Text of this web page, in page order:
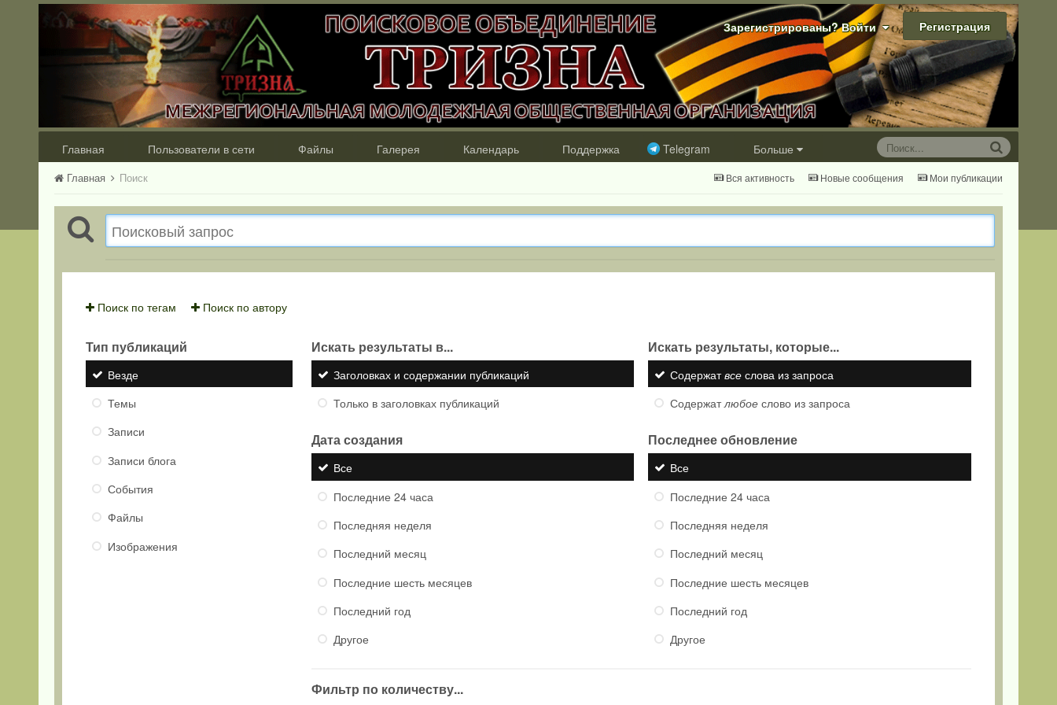
Зарегистрированы? Войти Регистрация
Главная Пользователи в сети Файлы Галерея Календарь Поддержка Telegram Больше
Вся активность Новые сообщения Мои публикации
Главная Поиск
Поиск по тегам Поиск по автору
Тип публикаций
Везде
Темы
Записи
Записи блога
События
Файлы
Изображения
Искать результаты в...
Заголовках и содержании публикаций
Только в заголовках публикаций
Искать результаты, которые...
Содержатвсе слова из запроса
Содержатлюбое слово из запроса
Дата создания
Все
Последние 24 часа
Последняя неделя
Последний месяц
Последние шесть месяцев
Последний год
Другое
Последнее обновление
Все
Последние 24 часа
Последняя неделя
Последний месяц
Последние шесть месяцев
Последний год
Другое
Фильтр по количеству...